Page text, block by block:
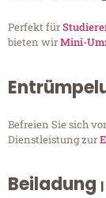
Perfekt für
bieten wirMini-
Befreien Sie sich
Dienstleistung zur
Beiladung